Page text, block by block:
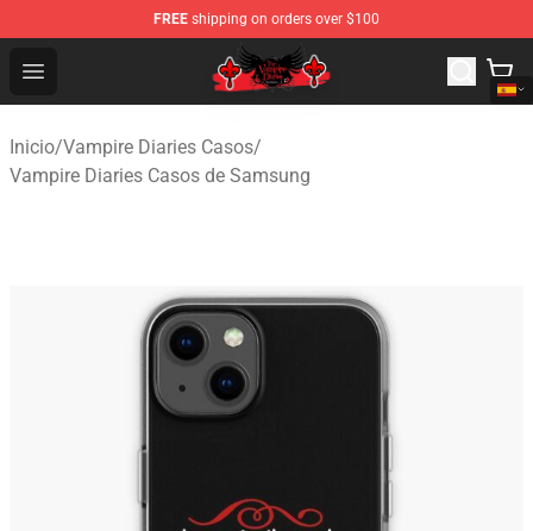
FREE shipping on orders over $100
Open menu
The Vampire Diaries Shop - Official The Vampire
Inicio/Vampire Diaries Casos/
Vampire Diaries Casos de Samsung